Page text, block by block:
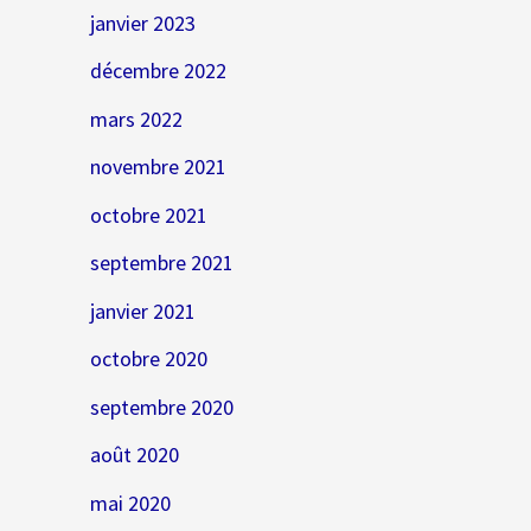
janvier 2023
décembre 2022
mars 2022
novembre 2021
octobre 2021
septembre 2021
janvier 2021
octobre 2020
septembre 2020
août 2020
mai 2020